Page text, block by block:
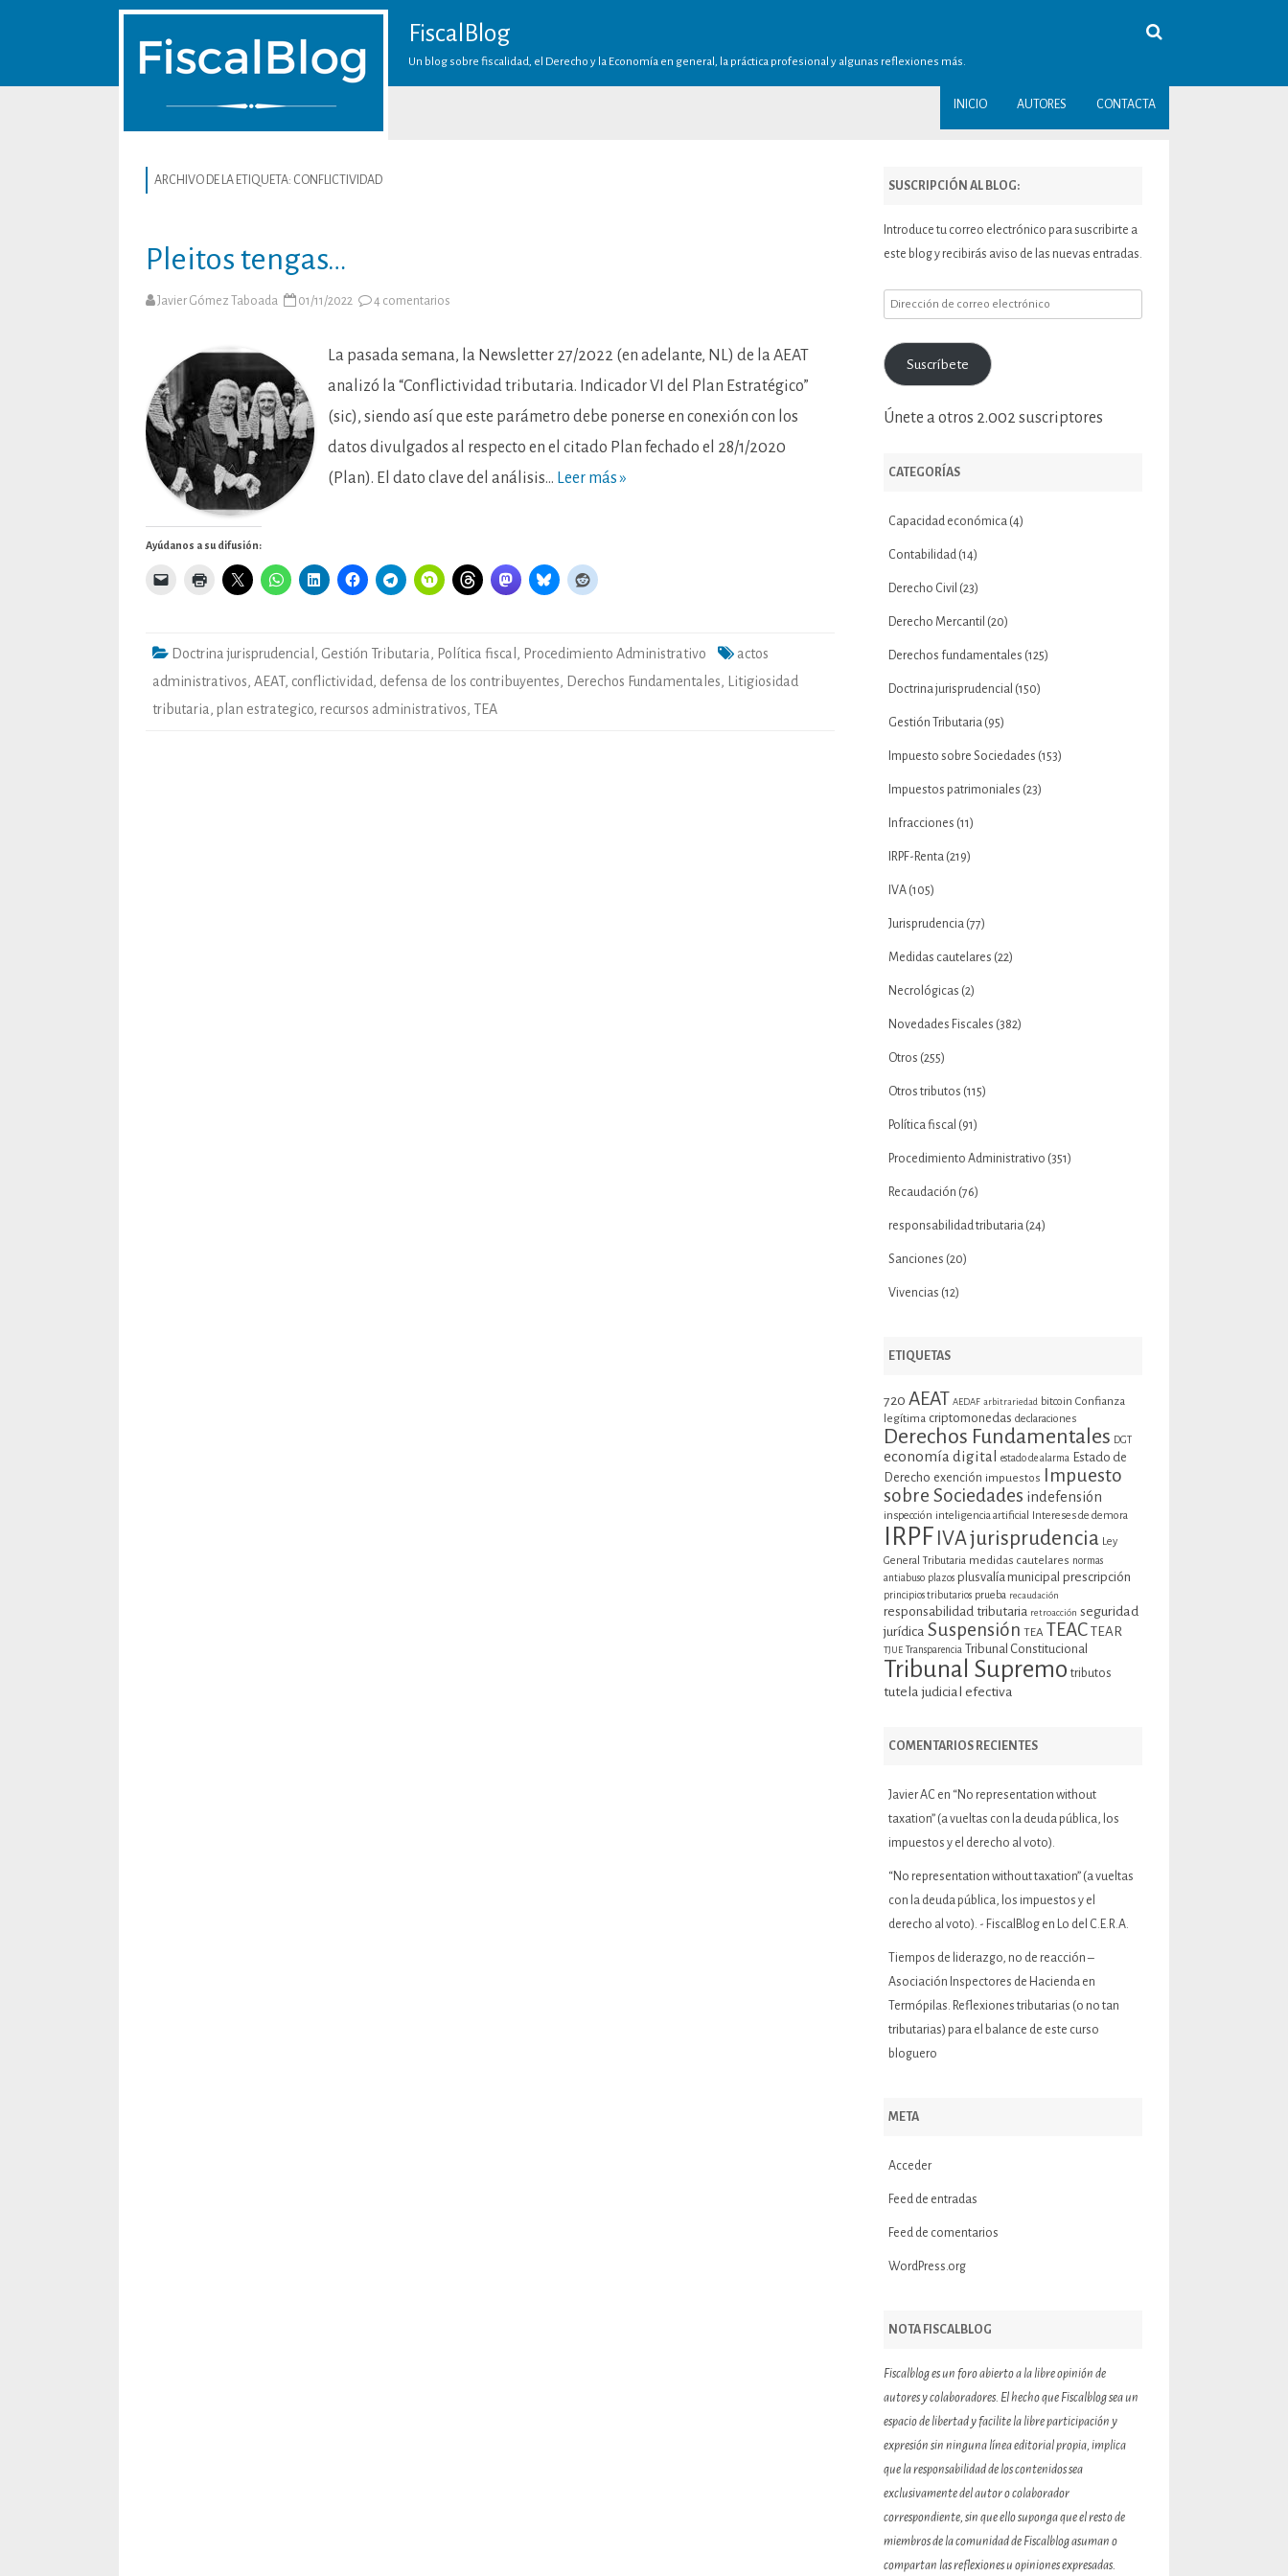
FiscalBlog
Un blog sobre fiscalidad, el Derecho y la Economía en general, la práctica profesional y algunas reflexiones más.
INICIO AUTORES CONTACTA
ARCHIVO DE LA ETIQUETA: CONFLICTIVIDAD
Pleitos tengas…
Javier Gómez Taboada 01/11/2022 4 comentarios
La pasada semana, la Newsletter 27/2022 (en adelante, NL) de la AEAT
analizó la “Conflictividad tributaria. Indicador VI del Plan Estratégico”
(sic), siendo así que este parámetro debe ponerse en conexión con los
datos divulgados al respecto en el citado Plan fechado el 28/1/2020
(Plan). El dato clave del análisis… Leer más »
Ayúdanos a su difusión:
Doctrina jurisprudencial , Gestión Tributaria , Política fiscal , Procedimiento Administrativo
actos
administrativos, AEAT, conflictividad , defensa de los contribuyentes, Derechos Fundamentales,
Litigiosidad
tributaria , plan estrategico, recursos administrativos, TEA
SUSCRIPCIÓN AL BLOG:
Introduce tu correo electrónico para suscribirte a
este blog y recibirás aviso de las nuevas entradas.
Dirección
correo
electrónico
Suscríbete
Únete a otros 2.002 suscriptores
CATEGORÍAS
Capacidad económica(4)
Contabilidad(14)
Derecho Civil (23)
Derecho Mercantil (20)
Derechos fundamentales (125)
Doctrina jurisprudencial (150)
Gestión Tributaria(95)
Impuesto sobre Sociedades (153)
Impuestos patrimoniales (23)
Infracciones (11)
IRPF-Renta(219)
IVA(105)
Jurisprudencia(77)
Medidas cautelares (22)
Necrológicas (2)
Novedades Fiscales (382)
Otros (255)
Otros tributos (115)
Política fiscal (91)
Procedimiento Administrativo (351)
Recaudación (76)
responsabilidad tributaria(24)
Sanciones (20)
Vivencias (12)
ETIQUETAS
720 AEAT AEDAF arbitrariedad bitcoin Confianza
legítima criptomonedas declaraciones
Derechos Fundamentales DGT
economía digital estado de alarma
Estado de
Derecho exención impuestos
Impuesto
sobre Sociedades indefensión
inspección inteligencia artificial Intereses de demora
IRPF IVAjurisprudencia Ley
General Tributaria medidas cautelares normas
antiabuso plazos plusvalía municipal prescripción
principios tributarios prueba recaudación
responsabilidad tributaria retroacción seguridad
jurídica Suspensión TEA TEAC TEAR
TJUE Transparencia Tribunal Constitucional
Tribunal Supremo tributos
tutela judicial efectiva
COMENTARIOS RECIENTES
Javier AC en “No representation without
taxation” (a vueltas con la deuda pública, los
impuestos y el derecho al voto).
“No representation without taxation” (a vueltas
con la deuda pública, los impuestos y el
derecho al voto). - FiscalBlogen Lo del C.E.R.A.
Tiempos de liderazgo, no de reacción –
Asociación Inspectores de Haciendaen
Termópilas. Reflexiones tributarias (o no tan
tributarias) para el balance de este curso
bloguero
META
Acceder
Feed de entradas
Feed de comentarios
WordPress.org
NOTA FISCALBLOG
Fiscalblog es un foro abierto a la libre opinión de
autores y colaboradores. El hecho que Fiscalblog sea un
espacio de libertad y facilite la libre participación y
expresión sin ninguna línea editorial propia, implica
que la responsabilidad de los contenidos sea
exclusivamente del autor o colaborador
correspondiente, sin que ello suponga que el resto de
miembros de la comunidad de Fiscalblog asuman o
compartan las reflexiones u opiniones expresadas.